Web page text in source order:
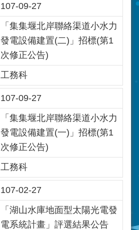
107-09-27
「集集堰北岸聯絡渠道小水力
發電設備建置(二)」招標(第1
次修正公告)
工務科
107-09-27
「集集堰北岸聯絡渠道小水力
發電設備建置(一)」招標(第1
次修正公告)
工務科
107-02-27
「湖山水庫地面型太陽光電發
電系統計畫」評選結果公告